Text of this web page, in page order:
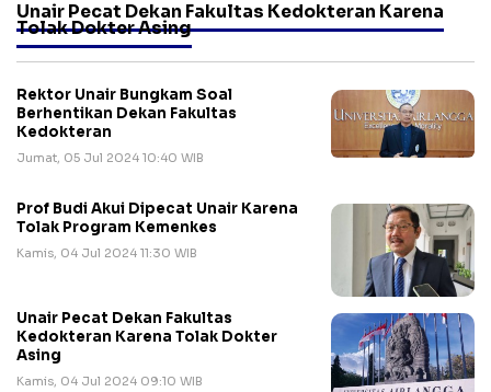
Unair Pecat Dekan Fakultas Kedokteran Karena
Tolak Dokter Asing
Rektor Unair Bungkam Soal
Berhentikan Dekan Fakultas
Kedokteran
Jumat, 05 Jul 2024 10:40 WIB
Prof Budi Akui Dipecat Unair Karena
Tolak Program Kemenkes
Kamis, 04 Jul 2024 11:30 WIB
Unair Pecat Dekan Fakultas
Kedokteran Karena Tolak Dokter
Asing
Kamis, 04 Jul 2024 09:10 WIB